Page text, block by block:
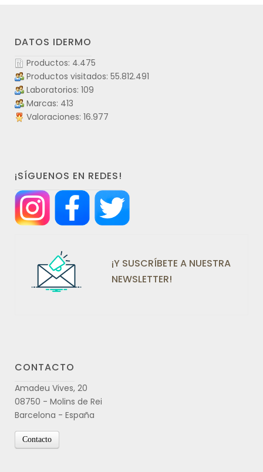
DATOS IDERMO
Productos: 4.475
Productos visitados: 55.812.491
Laboratorios: 109
Marcas: 413
Valoraciones: 16.977
¡SÍGUENOS EN REDES!
¡Y SUSCRÍBETE A NUESTRA
NEWSLETTER!
CONTACTO
Amadeu Vives, 20
08750 - Molins de Rei
Barcelona - España
Contacto